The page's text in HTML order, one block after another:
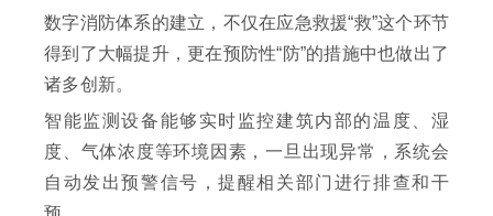
数字消防体系的建立，不仅在应急救援“救”这个环节
得到了大幅提升，更在预防性“防”的措施中也做出了
诸多创新。
智能监测设备能够实时监控建筑内部的温度、湿
度、气体浓度等环境因素，一旦出现异常，系统会
自动发出预警信号，提醒相关部门进行排查和干